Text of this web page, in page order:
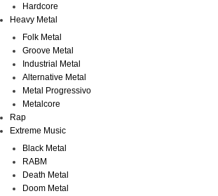
Hardcore
Heavy Metal
Folk Metal
Groove Metal
Industrial Metal
Alternative Metal
Metal Progressivo
Metalcore
Rap
Extreme Music
Black Metal
RABM
Death Metal
Doom Metal